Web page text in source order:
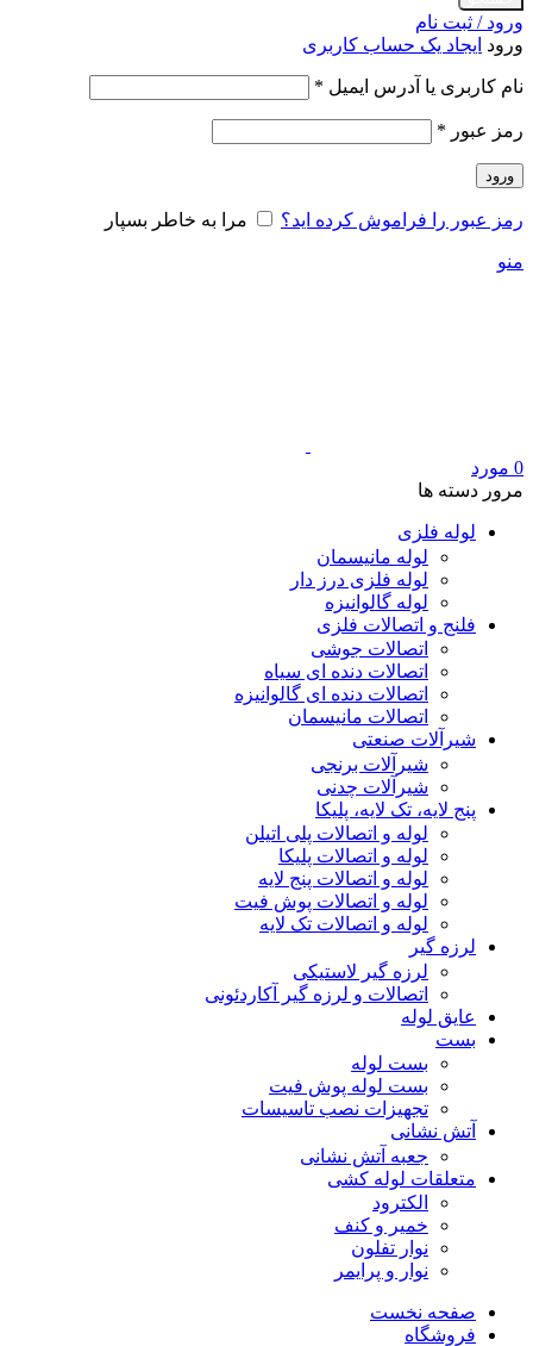
ورود / ثبت نام
ورود ایجاد یک حساب کاربری
نام کاربری یا آدرس ایمیل *
رمز عبور *
ورود
رمز عبور را فراموش کرده اید؟ مرا به خاطر بسپار
منو
0 مورد
مرور دسته ها
لوله فلزی
لوله مانیسمان
لوله فلزی درز دار
لوله گالوانیزه
فلنج و اتصالات فلزی
اتصالات جوشی
اتصالات دنده ای سیاه
اتصالات دنده ای گالوانیزه
اتصالات مانیسمان
شیرآلات صنعتی
شیرآلات برنجی
شیرآلات چدنی
پنج لایه، تک لایه، پلیکا
لوله و اتصالات پلی اتیلن
لوله و اتصالات پلیکا
لوله و اتصالات پنج لایه
لوله و اتصالات پوش فیت
لوله و اتصالات تک لایه
لرزه گیر
لرزه گیر لاستیکی
اتصالات و لرزه گیر آکاردئونی
عایق لوله
بست
بست لوله
بست لوله پوش فیت
تجهیزات نصب تاسیسات
آتش نشانی
جعبه آتش نشانی
متعلقات لوله کشی
الکترود
خمیر و کنف
نوار تفلون
نوار و پرایمر
صفحه نخست
فروشگاه